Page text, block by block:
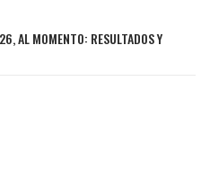
AL MOMENTO: RESULTADOS Y